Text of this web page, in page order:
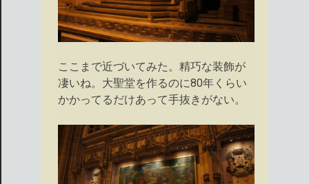
ここまで近づいてみた。精巧な装飾が
凄いね。大聖堂を作るのに80年くらい
かかってるだけあって手抜きがない。